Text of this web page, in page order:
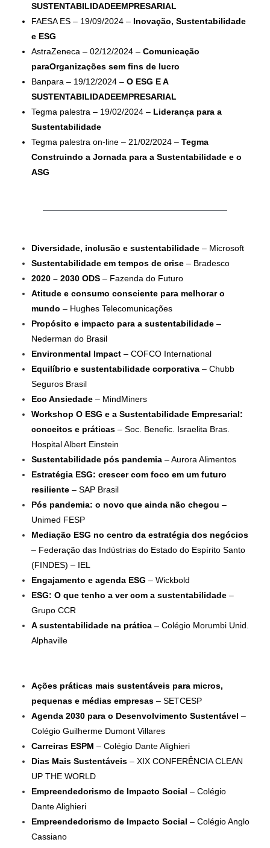
SUSTENTABILIDADEEMPRESARIAL
FAESA ES – 19/09/2024 – Inovação, Sustentabilidade
e ESG
AstraZeneca – 02/12/2024 –Comunicação
paraOrganizações sem fins de lucro
Banpara – 19/12/2024 –O ESG E A
SUSTENTABILIDADEEMPRESARIAL
Tegma palestra – 19/02/2024 – Liderança para a
Sustentabilidade
Tegma palestra on-line – 21/02/2024 –Tegma
Construindo a Jornada para a Sustentabilidade e o
ASG
Diversidade, inclusão e sustentabilidade – Microsoft
Sustentabilidade em tempos de crise – Bradesco
2020 – 2030 ODS – Fazenda do Futuro
Atitude e consumo consciente para melhorar o
mundo – Hughes Telecomunicações
Propósito e impacto para a sustentabilidade –
Nederman do Brasil
Environmental Impact – COFCO International
Equilíbrio e sustentabilidade corporativa – Chubb
Seguros Brasil
Eco Ansiedade – MindMiners
Workshop O ESG e a Sustentabilidade Empresarial:
conceitos e práticas – Soc. Benefic. Israelita Bras.
Hospital Albert Einstein
Sustentabilidade pós pandemia – Aurora Alimentos
Estratégia ESG: crescer com foco em um futuro
resiliente – SAP Brasil
Pós pandemia: o novo que ainda não chegou –
Unimed FESP
Mediação ESG no centro da estratégia dos negócios
– Federação das Indústrias do Estado do Espírito Santo
(FINDES) – IEL
Engajamento e agenda ESG – Wickbold
ESG: O que tenho a ver com a sustentabilidade –
Grupo CCR
A sustentabilidade na prática – Colégio Morumbi Unid.
Alphaville
Ações práticas mais sustentáveis para micros,
pequenas e médias empresas – SETCESP
Agenda 2030 para o Desenvolvimento Sustentável –
Colégio Guilherme Dumont Villares
Carreiras ESPM – Colégio Dante Alighieri
Dias Mais Sustentáveis – XIX CONFERÊNCIA CLEAN
UP THE WORLD
Empreendedorismo de Impacto Social – Colégio
Dante Alighieri
Empreendedorismo de Impacto Social – Colégio Anglo
Cassiano